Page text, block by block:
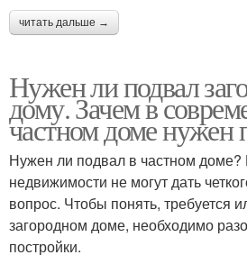
читать дальше →
Нужен ли подвал
дому. Зачем в
частном доме нужен
Нужен ли подвал в частном
недвижимости не могут дать
вопрос. Чтобы понять, требуется
загородном доме, необходимо
постройки.